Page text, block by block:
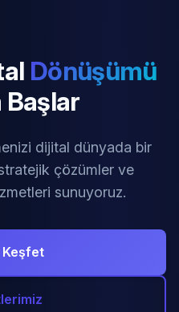
Dönüşümü
Başlar
dijital dünyada bir
çözümler ve
sunuyoruz.
Keşfet